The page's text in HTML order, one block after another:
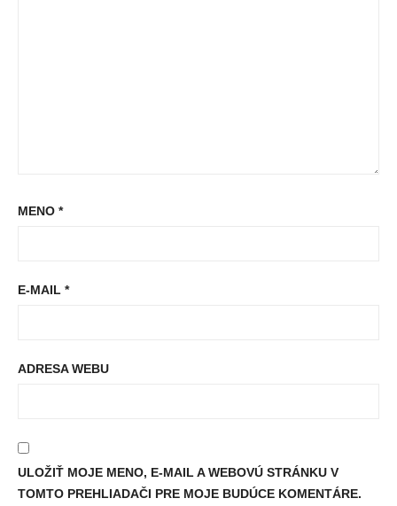
MENO *
E-MAIL *
ADRESA WEBU
ULOŽIŤ MOJE MENO, E-MAIL A WEBOVÚ STRÁNKU V
TOMTO PREHLIADAČI PRE MOJE BUDÚCE KOMENTÁRE.